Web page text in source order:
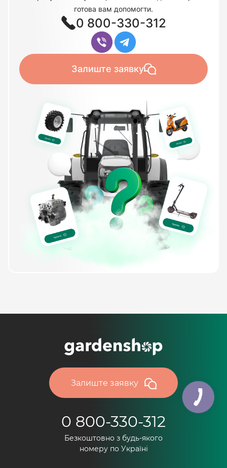
готова вам допомогти.
0 800-330-312
Залиште заявку
Залиште заявку
0 800-330-312
Безкоштовно з будь-якого
номеру по Україні